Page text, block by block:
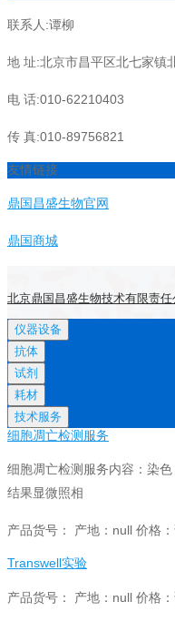
联系人:谭柳
地 址:北京市昌平区北七家镇
电 话:010-62210403
传 真:010-89756821
友情链接
鼎国昌盛生物官网
鼎国商城
北京鼎国昌盛生物技术有限责任
仪器设备
抗体
试剂
耗材
技术服务
细胞凋亡检测服务
细胞凋亡检测服务内容：染
结果显微照相
产品货号： 产地：null 价格
Transwell实验
产品货号： 产地：null 价格